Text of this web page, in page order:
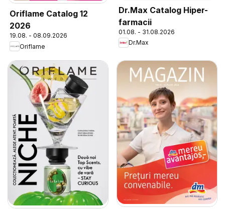
Oriflame Catalog 12
2026
19.08. - 08.09.2026
Oriflame
Dr.Max Catalog Hiper-
farmacii
01.08. - 31.08.2026
Dr.Max